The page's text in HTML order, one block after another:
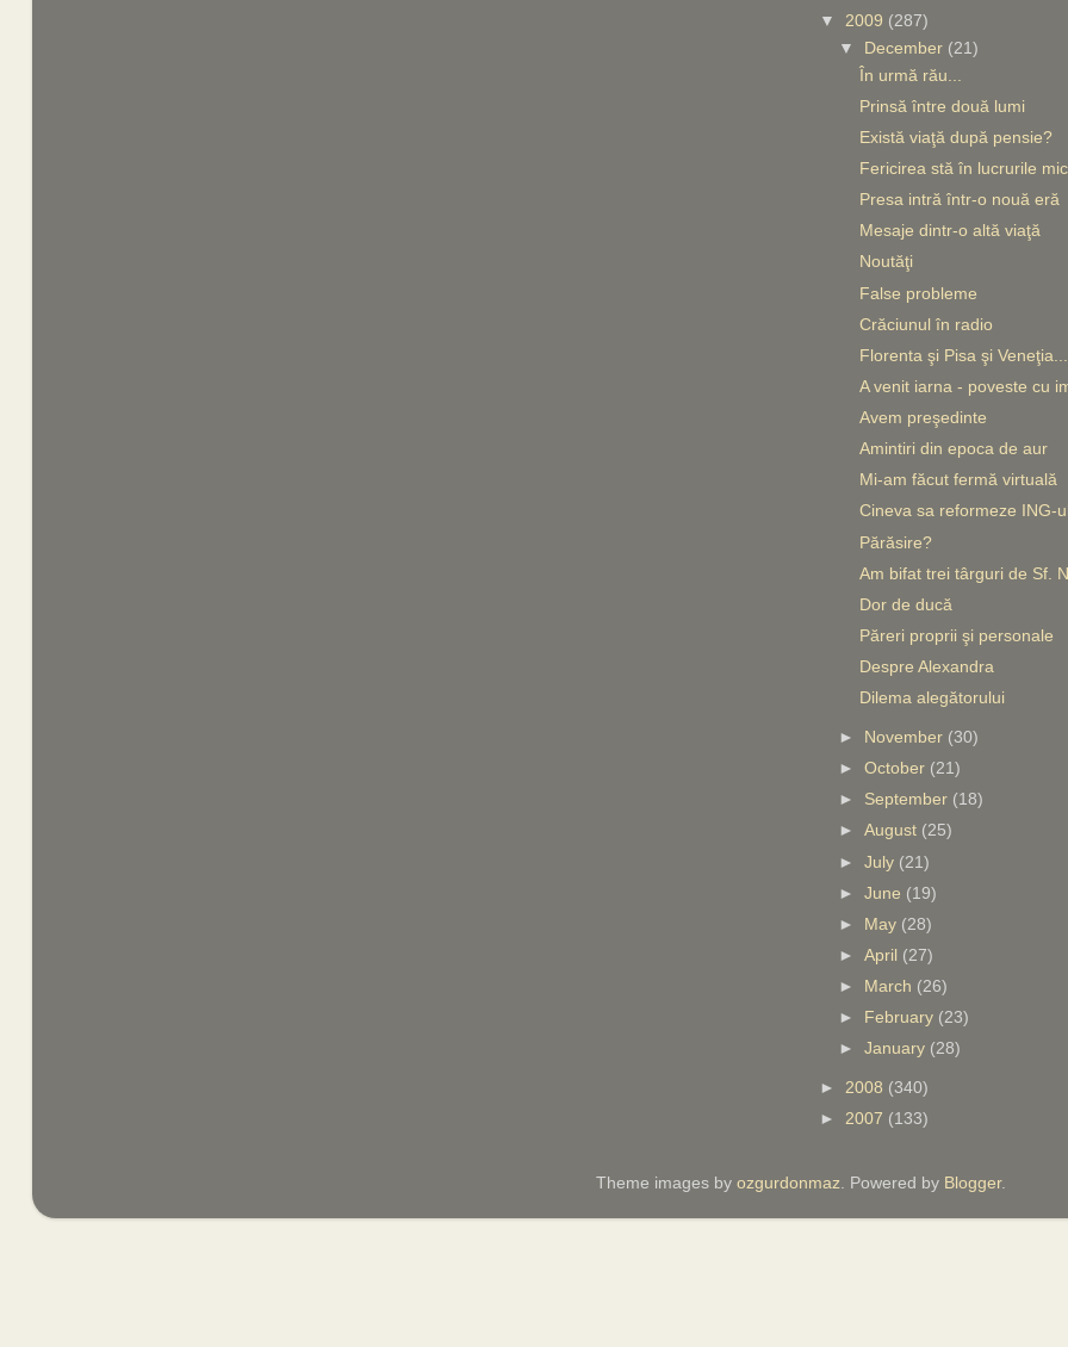
▼ 2009 (287)
▼
December (21)
În urmă rău...
Prinsă între două lumi
Există viaţă după pensie?
Fericirea stă în lucrurile
Presa intră într-o nouă eră
Mesaje dintr-o altă viaţă
Noutăţi
False probleme
Crăciunul în radio
Florenta şi Pisa şi Veneţia...
A venit iarna - poveste cu
Avem preşedinte
Amintiri din epoca de aur
Mi-am făcut fermă virtuală
Cineva sa reformeze ING-
Părăsire?
Am bifat trei târguri de Sf.
Dor de ducă
Păreri proprii şi personale
Despre Alexandra
Dilema alegătorului
► November (30)
►October (21)
► September (18)
►August (25)
►July (21)
►June (19)
►
May (28)
►April (27)
►
March (26)
►
February (23)
►January (28)
► 2008 (340)
► 2007 (133)
Theme images by ozgurdonmaz . Powered by Blogger.